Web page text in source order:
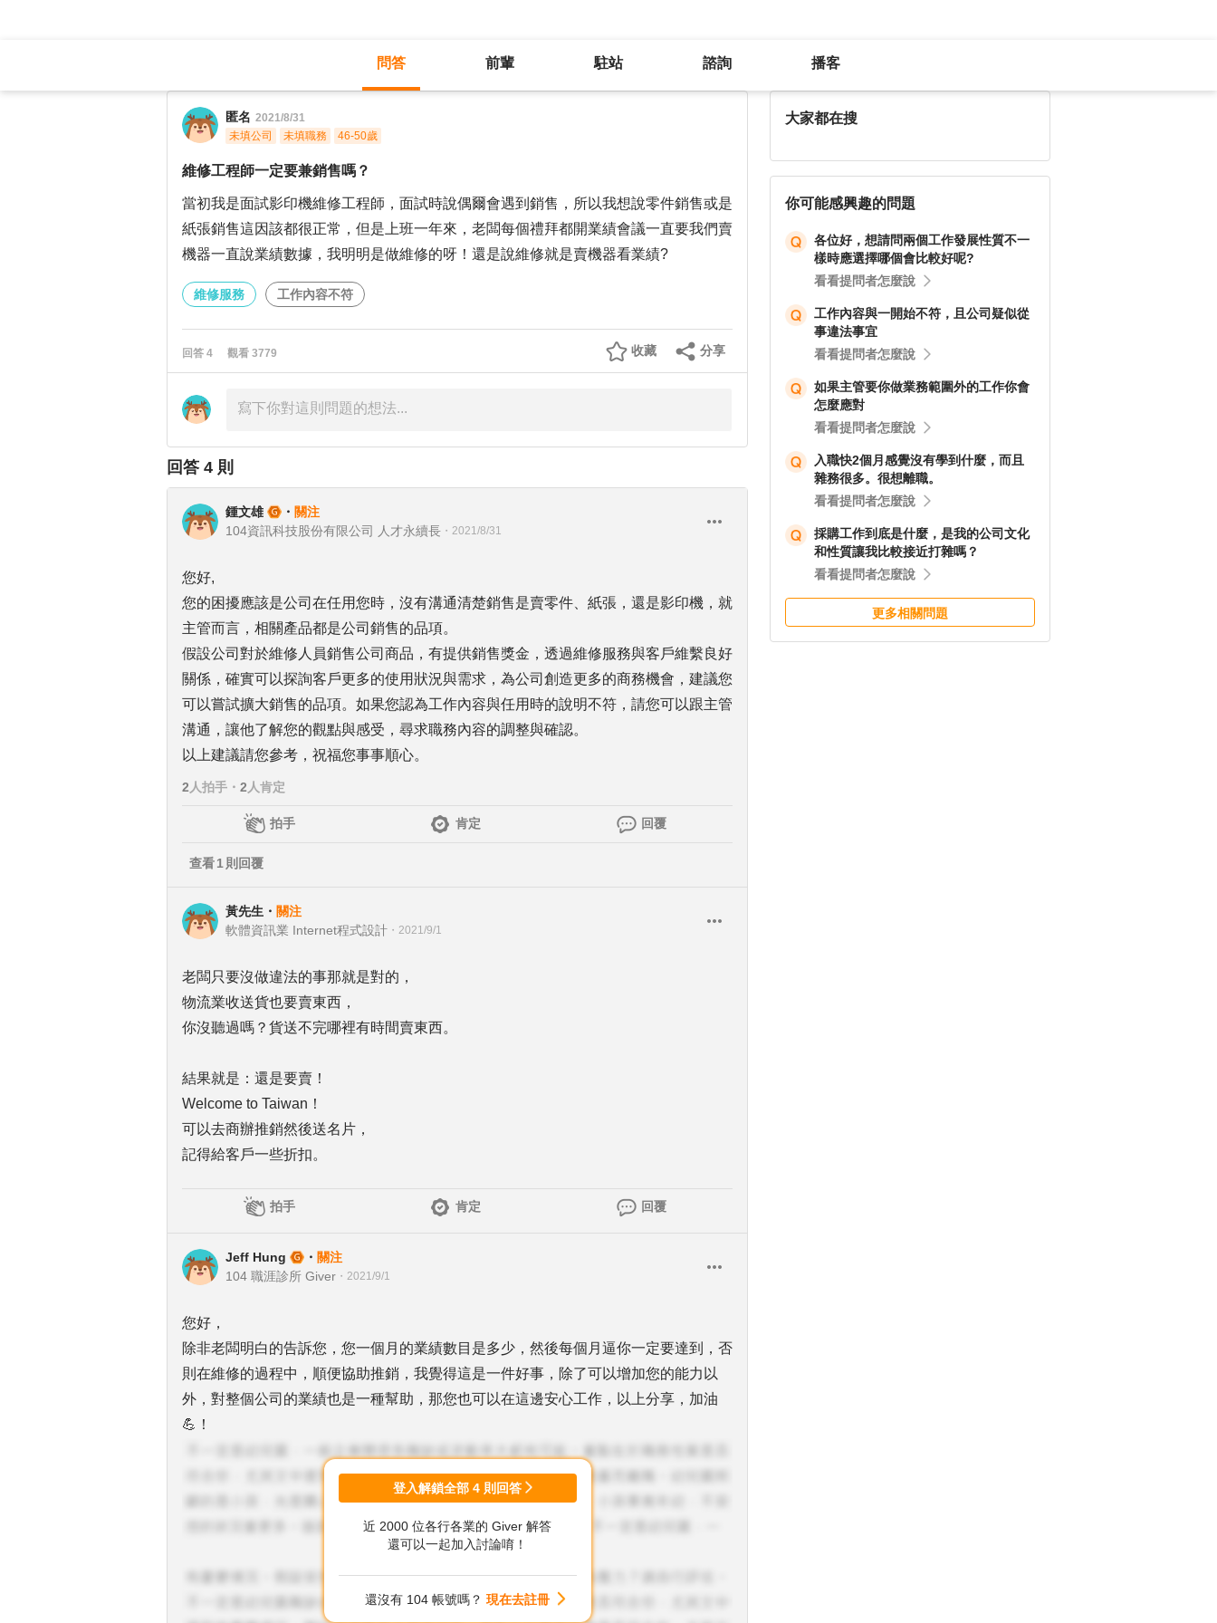
問答 前輩 駐站 諮詢 播客
匿名 2021/8/31
未填公司
未填職務 46-50歲
維修工程師一定要兼銷售嗎？
當初我是面試影印機維修工程師，面試時說偶爾會遇到銷售，所以我想說零件銷售或是
紙張銷售這因該都很正常，但是上班一年來，老闆每個禮拜都開業績會議一直要我們賣
機器一直說業績數據，我明明是做維修的呀！還是說維修就是賣機器看業績?
維修服務 工作內容不符
回答 4 觀看 3779 分享
收藏
回答 4 則
鍾文雄 ・ 關注
104資訊科技股份有限公司 人才永續長 ・ 2021/8/31
您好,
您的困擾應該是公司在任用您時，沒有溝通清楚銷售是賣零件、紙張，還是影印機，就
主管而言，相關產品都是公司銷售的品項。
假設公司對於維修人員銷售公司商品，有提供銷售獎金，透過維修服務與客戶維繫良好
關係，確實可以探詢客戶更多的使用狀況與需求，為公司創造更多的商務機會，建議您
可以嘗試擴大銷售的品項。如果您認為工作內容與任用時的說明不符，請您可以跟主管
溝通，讓他了解您的觀點與感受，尋求職務內容的調整與確認。
以上建議請您參考，祝福您事事順心。
2 人拍手 ・ 2 人肯定
拍手 肯定 回覆
查看1 則回覆
黃先生 ・ 關注
軟體資訊業 Internet程式設計 ・ 2021/9/1
老闆只要沒做違法的事那就是對的，
物流業收送貨也要賣東西，
你沒聽過嗎？貨送不完哪裡有時間賣東西。
結果就是：還是要賣！
Welcome to Taiwan！
可以去商辦推銷然後送名片，
記得給客戶一些折扣。
拍手 肯定 回覆
Jeff Hung ・ 關注
104 職涯診所 Giver ・ 2021/9/1
您好，
除非老闆明白的告訴您，您一個月的業績數目是多少，然後每個月逼你一定要達到，否
則在維修的過程中，順便協助推銷，我覺得這是一件好事，除了可以增加您的能力以
外，對整個公司的業績也是一種幫助，那您也可以在這邊安心工作，以上分享，加油
💪！
登入解鎖全部 4 則回答
近 2000 位各行各業的 Giver 解答
還可以一起加入討論唷！
還沒有 104 帳號嗎？ 現在去註冊
大家都在搜
你可能感興趣的問題
各位好，想請問兩個工作發展性質不一
樣時應選擇哪個會比較好呢?
看看提問者怎麼說
工作內容與一開始不符，且公司疑似從
事違法事宜
看看提問者怎麼說
如果主管要你做業務範圍外的工作你會
怎麼應對
看看提問者怎麼說
入職快2個月感覺沒有學到什麼，而且
雜務很多。很想離職。
看看提問者怎麼說
採購工作到底是什麼，是我的公司文化
和性質讓我比較接近打雜嗎？
看看提問者怎麼說
更多相關問題